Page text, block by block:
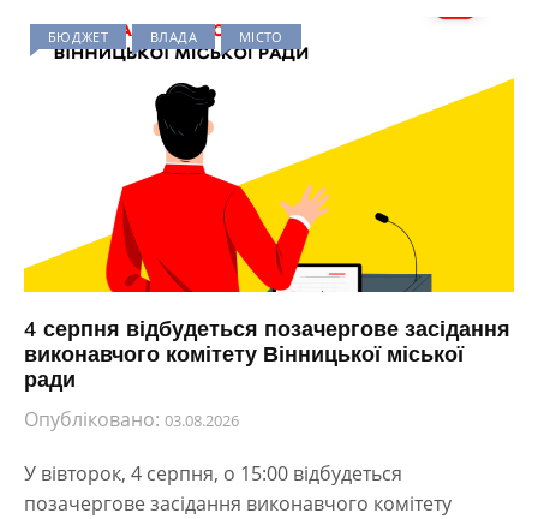
БЮДЖЕТ ВЛАДА МІСТО
4 серпня відбудеться позачергове засідання
виконавчого комітету Вінницької міської
ради
Опубліковано: 03.08.2026
У вівторок, 4 серпня, о 15:00 відбудеться
позачергове засідання виконавчого комітету